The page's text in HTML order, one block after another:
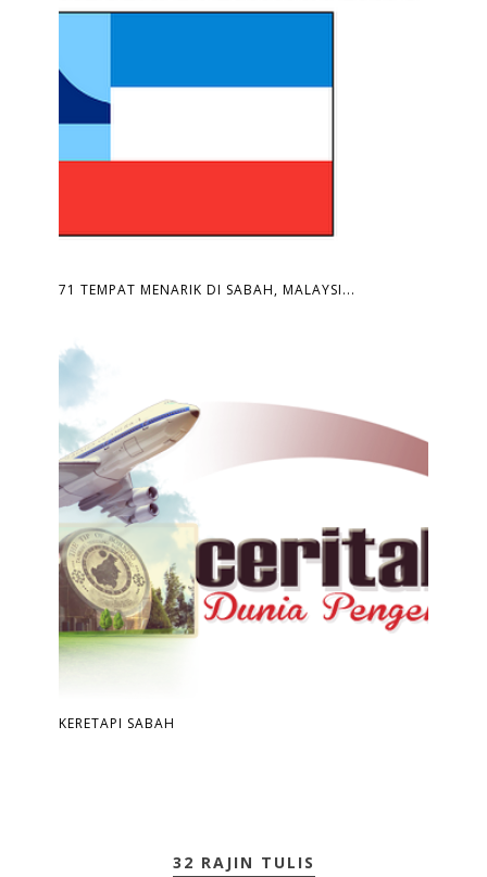
71 TEMPAT MENARIK DI SABAH, MALAYSI...
KERETAPI SABAH
32 RAJIN TULIS